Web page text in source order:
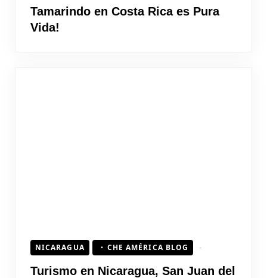
Tamarindo en Costa Rica es Pura
Vida!
NICARAGUA CHE AMÉRICA BLOG
Turismo en Nicaragua, San Juan del